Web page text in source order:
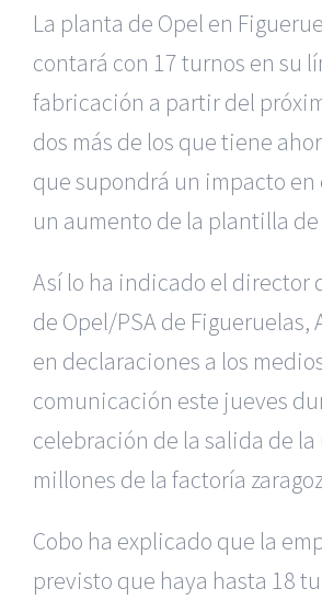
La planta de Opel en
contará con 17 turnos en su
fabricación a partir del
dos más de los que tiene
que supondrá un impacto en
un aumento de la plantilla
Así lo ha indicado el director
de Opel/PSA de Figueruelas,
en declaraciones a los
comunicación este jueves
celebración de la salida de
millones de la factoría
Cobo ha explicado que la
previsto que haya hasta 18